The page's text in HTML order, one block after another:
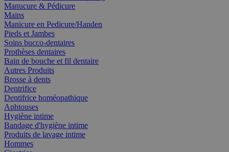
Manucure & Pédicure
Mains
Manicure en Pedicure/Handen
Pieds et Jambes
Soins bucco-dentaires
Prothèses dentaires
Bain de bouche et fil dentaire
Autres Produits
Brosse à dents
Dentrifice
Dentifrice homéopathique
Aphtouses
Hygiène intime
Bandage d'hygiène intime
Produits de lavage intime
Hommes